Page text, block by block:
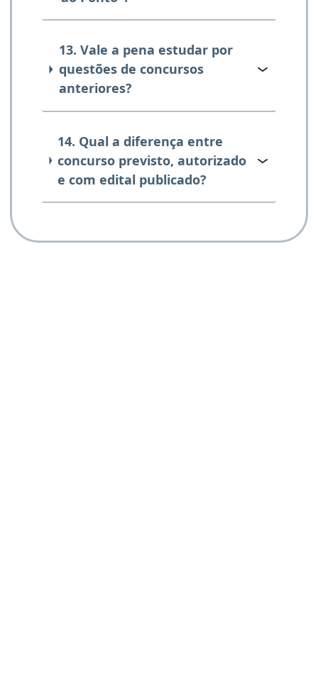
13. Vale a pena estudar por
questões de concursos
anteriores?
14. Qual a diferença entre
concurso previsto, autorizado
e com edital publicado?